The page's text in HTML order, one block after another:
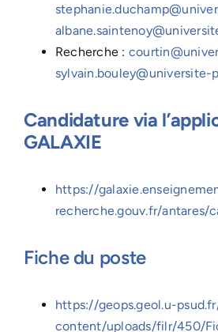
Recherche :
sylvain.bouley@universite-
Candidature via
GALAXIE
https://
recherche.gouv.fr/antares/
Fiche du poste
https://geops.geol.u-
content/uploads/filr/450/